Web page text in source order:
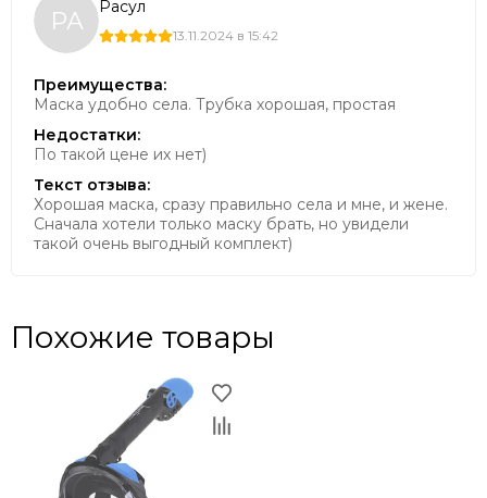
РА Расул
13.11.2024 в 15:42
Преимущества:
Маска удобно села. Трубка хорошая, простая
Недостатки:
По такой цене их нет)
Текст отзыва:
Хорошая маска, сразу правильно села и мне, и жене.
Сначала хотели только маску брать, но увидели
такой очень выгодный комплект)
Похожие товары